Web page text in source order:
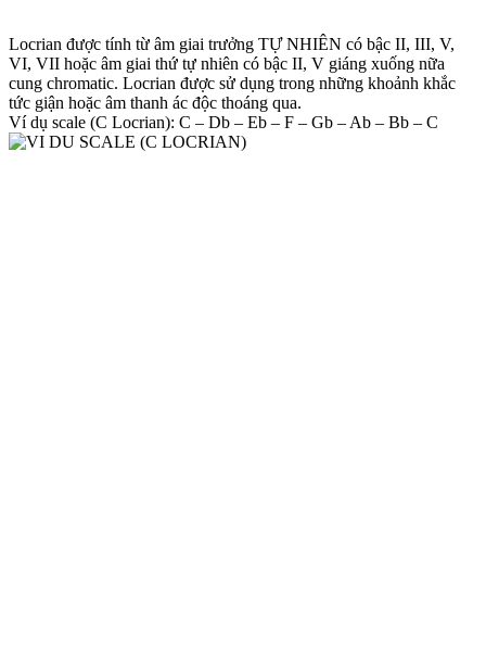
Locrian được tính từ âm giai trưởng TỰ NHIÊN có bậc II, III, V,
VI, VII hoặc âm giai thứ tự nhiên có bậc II, V giáng xuống nữa
cung chromatic. Locrian được sử dụng trong những khoảnh khắc
tức giận hoặc âm thanh ác độc thoáng qua.
Ví dụ scale (C Locrian): C – Db – Eb – F – Gb – Ab – Bb – C